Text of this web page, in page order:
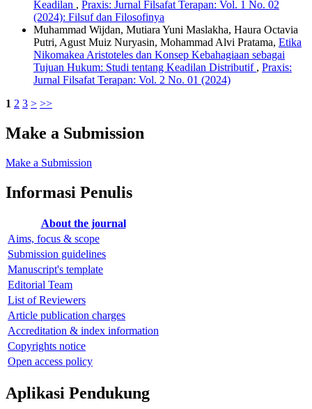
Keadilan , Praxis: Jurnal Filsafat Terapan: Vol. 1 No. 02
(2024): Filsuf dan Filosofinya
Muhammad Wijdan, Mutiara Yuni Maslakha, Haura Octavia
Putri, Agust Muiz Nuryasin, Mohammad Alvi Pratama, Etika
Nikomakea Aristoteles dan Konsep Kebahagiaan sebagai
Tujuan Hukum: Studi tentang Keadilan Distributif , Praxis:
Jurnal Filsafat Terapan: Vol. 2 No. 01 (2024)
1 2 3 > >>
Make a Submission
Make a Submission
Informasi Penulis
About the journal
Aims, focus & scope
Submission guidelines
Manuscript's template
Editorial Team
List of Reviewers
Article publication charges
Accreditation & index information
Copyrights notice
Open access policy
Aplikasi Pendukung